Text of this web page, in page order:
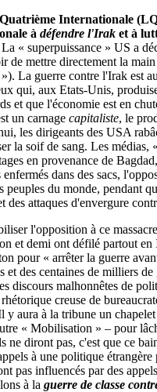
Internationale
à défendre l'Irak et à
La « superpuissance » US a
de mettre directement la
La guerre contre l'Irak est
qui, aux Etats-Unis,
et que l'économie est en
un carnage capitaliste, le
les dirigeants des USA
la soif de sang. Les médias,
en provenance de
enfermés dans des sacs,
peuples du monde, pendant
des attaques d'envergure
l'opposition à ce
et demi ont défilé partout
pour « arrêter la guerre
et des centaines de milliers
discours malhonnêtes de
creuse de
y aura à la tribune un
« Mobilisation » – pour
ne diront pas, c'est que ce
à une politique
pas influencés par des
à la guerre de classe